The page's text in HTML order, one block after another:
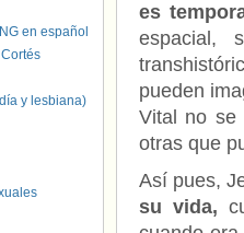
es
espacial,
pueden
Vital no se
otras que
Así pues,
su vida,
en español
y lesbiana)